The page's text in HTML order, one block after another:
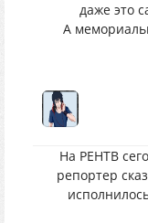
даже это
А
На РЕНТВ
репортер